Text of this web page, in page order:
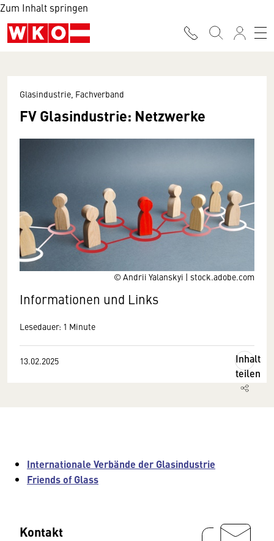
Zum Inhalt springen
© Andrii Yalanskyi | stock.adobe.com
Glasindustrie, Fachverband
FV Glasindustrie: Netzwerke
Informationen und Links
Lesedauer: 1 Minute
13.02.2025
Inhalt
teilen
Internationale Verbände der Glasindustrie
Friends of Glass
Kontakt